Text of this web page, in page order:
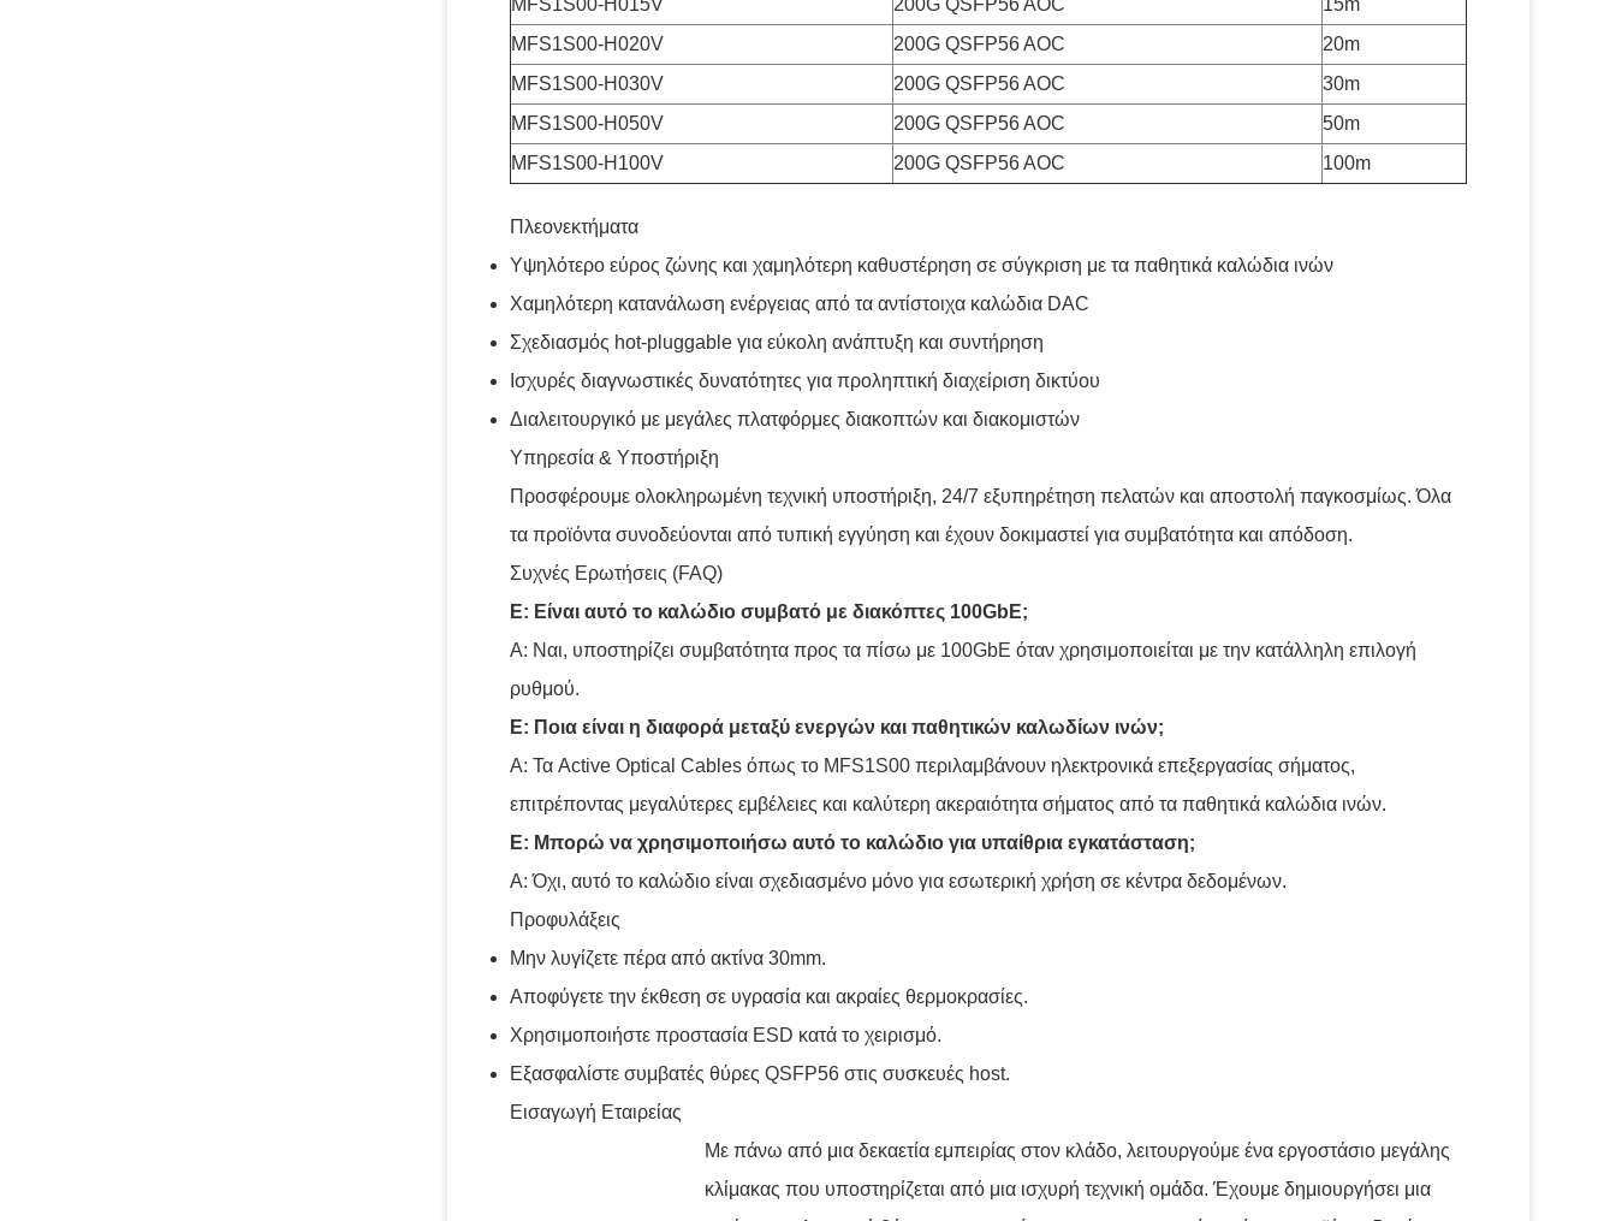
MFS1S00-H015V
200G QSFP56 AOC
15m
MFS1S00-H020V
200G QSFP56 AOC
20m
MFS1S00-H030V
200G QSFP56 AOC
30m
MFS1S00-H050V
200G QSFP56 AOC
50m
MFS1S00-H100V
200G QSFP56 AOC 100m
Πλεονεκτήματα
Υψηλότερο εύρος ζώνης και χαμηλότερη καθυστέρηση σε σύγκριση με τα παθητικά καλώδια ινών
Χαμηλότερη κατανάλωση ενέργειας από τα αντίστοιχα καλώδια DAC
Σχεδιασμός hot-pluggable για εύκολη ανάπτυξη και συντήρηση
Ισχυρές διαγνωστικές δυνατότητες για προληπτική διαχείριση δικτύου
Διαλειτουργικό με μεγάλες πλατφόρμες διακοπτών και διακομιστών
Υπηρεσία & Υποστήριξη
Προσφέρουμε ολοκληρωμένη τεχνική υποστήριξη, 24/7 εξυπηρέτηση πελατών και αποστολή παγκοσμίως. Όλα
τα προϊόντα συνοδεύονται από τυπική εγγύηση και έχουν δοκιμαστεί για συμβατότητα και απόδοση.
Συχνές Ερωτήσεις (FAQ)
Ε: Είναι αυτό το καλώδιο συμβατό με διακόπτες 100GbE;
Α: Ναι, υποστηρίζει συμβατότητα προς τα πίσω με 100GbE όταν χρησιμοποιείται με την κατάλληλη επιλογή
ρυθμού.
Ε: Ποια είναι η διαφορά μεταξύ ενεργών και παθητικών καλωδίων ινών;
Α: Τα Active Optical Cables όπως το MFS1S00 περιλαμβάνουν ηλεκτρονικά επεξεργασίας σήματος,
επιτρέποντας μεγαλύτερες εμβέλειες και καλύτερη ακεραιότητα σήματος από τα παθητικά καλώδια ινών.
Ε: Μπορώ να χρησιμοποιήσω αυτό το καλώδιο για υπαίθρια εγκατάσταση;
Α: Όχι, αυτό το καλώδιο είναι σχεδιασμένο μόνο για εσωτερική χρήση σε κέντρα δεδομένων.
Προφυλάξεις
Μην λυγίζετε πέρα από ακτίνα 30mm.
Αποφύγετε την έκθεση σε υγρασία και ακραίες θερμοκρασίες.
Χρησιμοποιήστε προστασία ESD κατά το χειρισμό.
Εξασφαλίστε συμβατές θύρες QSFP56 στις συσκευές host.
Εισαγωγή Εταιρείας
Με πάνω από μια δεκαετία εμπειρίας στον κλάδο, λειτουργούμε ένα εργοστάσιο μεγάλης
κλίμακας που υποστηρίζεται από μια ισχυρή τεχνική ομάδα. Έχουμε δημιουργήσει μια